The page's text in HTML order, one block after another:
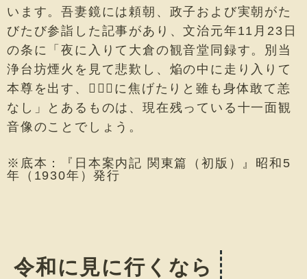
います。吾妻鏡には頼朝、政子および実朝がた
びたび参詣した記事があり、文治元年11月23日
の条に「夜に入りて大倉の観音堂同録す。別当
浄台坊煙火を見て悲歎し、焔の中に走り入りて
本尊を出す、𫀃衣纔に焦げたりと雖も身体敢て恙
なし」とあるものは、現在残っている十一面観
音像のことでしょう。
※底本：『日本案内記 関東篇（初版）』昭和5
年（1930年）発行
令和に見に行くなら